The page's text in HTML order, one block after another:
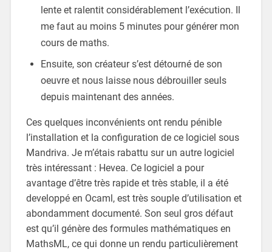
lente et ralentit considérablement l’exécution. Il
me faut au moins 5 minutes pour générer mon
cours de maths.
Ensuite, son créateur s’est détourné de son
oeuvre et nous laisse nous débrouiller seuls
depuis maintenant des années.
Ces quelques inconvénients ont rendu pénible
l’installation et la configuration de ce logiciel sous
Mandriva. Je m’étais rabattu sur un autre logiciel
très intéressant : Hevea. Ce logiciel a pour
avantage d’être très rapide et très stable, il a été
developpé en Ocaml, est très souple d’utilisation et
abondamment documenté. Son seul gros défaut
est qu’il génère des formules mathématiques en
MathsML, ce qui donne un rendu particulièrement